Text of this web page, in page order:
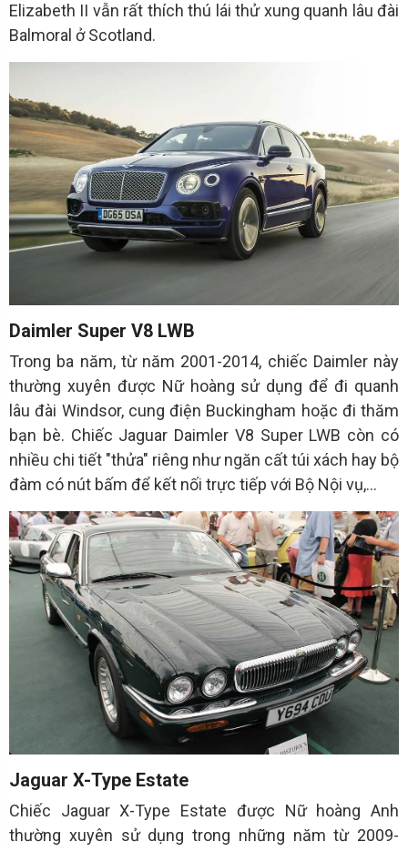
Elizabeth II vẫn rất thích thú lái thử xung quanh lâu đài
Balmoral ở Scotland.
Daimler Super V8 LWB
Trong ba năm, từ năm 2001-2014, chiếc Daimler này
thường xuyên được Nữ hoàng sử dụng để đi quanh
lâu đài Windsor, cung điện Buckingham hoặc đi thăm
bạn bè. Chiếc Jaguar Daimler V8 Super LWB còn có
nhiều chi tiết "thửa" riêng như ngăn cất túi xách hay bộ
đàm có nút bấm để kết nối trực tiếp với Bộ Nội vụ,...
Jaguar X-Type Estate
Chiếc Jaguar X-Type Estate được Nữ hoàng Anh
thường xuyên sử dụng trong những năm từ 2009-